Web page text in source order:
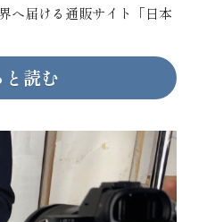
へ届ける通販サイト「日本
読む